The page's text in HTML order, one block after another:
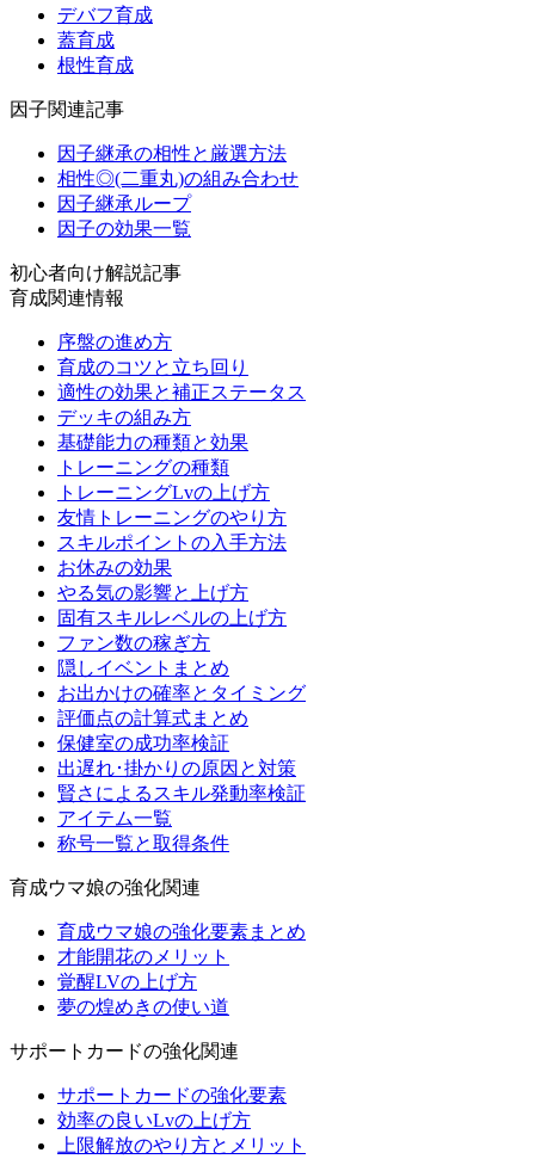
デバフ育成
蓋育成
根性育成
因子関連記事
因子継承の相性と厳選方法
相性◎(二重丸)の組み合わせ
因子継承ループ
因子の効果一覧
初心者向け解説記事
育成関連情報
序盤の進め方
育成のコツと立ち回り
適性の効果と補正ステータス
デッキの組み方
基礎能力の種類と効果
トレーニングの種類
トレーニングLvの上げ方
友情トレーニングのやり方
スキルポイントの入手方法
お休みの効果
やる気の影響と上げ方
固有スキルレベルの上げ方
ファン数の稼ぎ方
隠しイベントまとめ
お出かけの確率とタイミング
評価点の計算式まとめ
保健室の成功率検証
出遅れ･掛かりの原因と対策
賢さによるスキル発動率検証
アイテム一覧
称号一覧と取得条件
育成ウマ娘の強化関連
育成ウマ娘の強化要素まとめ
才能開花のメリット
覚醒LVの上げ方
夢の煌めきの使い道
サポートカードの強化関連
サポートカードの強化要素
効率の良いLvの上げ方
上限解放のやり方とメリット